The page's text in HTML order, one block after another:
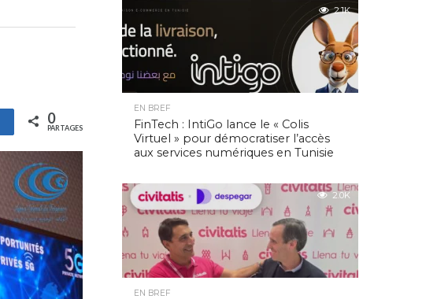
0
PARTAGES
2.1K
EN BREF
FinTech : IntiGo lance le « Colis
Virtuel » pour démocratiser l’accès
aux services numériques en Tunisie
2.0K
EN BREF